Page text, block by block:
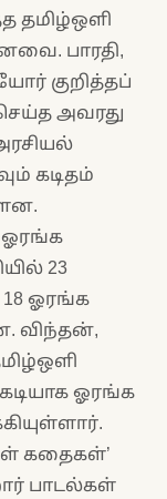
தமிழ்ஒளி
பாரதி,
குறித்தப்
அவரது
கடிதம்
ஓரங்க
23
ஓரங்க
விந்தன்,
ஓரங்க
கதைகள்’
பாடல்கள்